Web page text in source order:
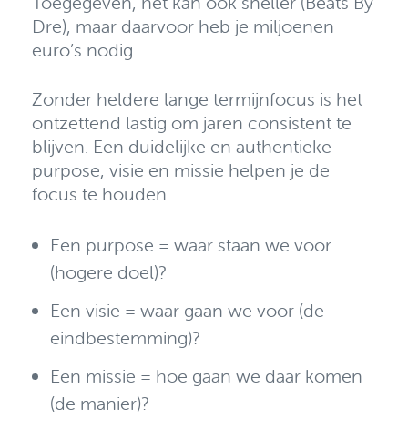
Dre), maar daarvoor heb je miljoenen
euro’s nodig.
Zonder heldere lange termijnfocus is het
ontzettend lastig om jaren consistent te
blijven. Een duidelijke en authentieke
purpose, visie en missie helpen je de
focus te houden.
Een purpose = waar staan we voor
(hogere doel)?
Een visie = waar gaan we voor (de
eindbestemming)?
Een missie = hoe gaan we daar komen
(de manier)?